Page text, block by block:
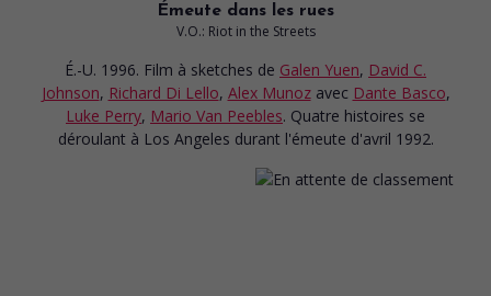
Émeute dans les rues
V.O.: Riot in the Streets
É.-U. 1996. Film à sketches de Galen Yuen, David C.
Johnson, Richard Di Lello, Alex Munoz avec Dante Basco,
Luke Perry, Mario Van Peebles. Quatre histoires se
déroulant à Los Angeles durant l'émeute d'avril 1992.